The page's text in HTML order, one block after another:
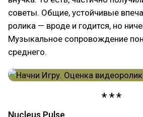
советы. Общие, устойчивые
ролика — вроде и годится, но
Музыкальное сопровождение
среднего.
Nucleus Pulse